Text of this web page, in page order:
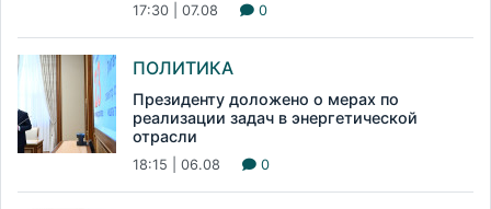
17:30 | 07.08 0
ПОЛИТИКА
Президенту доложено о мерах по
реализации задач в энергетической
отрасли
18:15 | 06.08 0